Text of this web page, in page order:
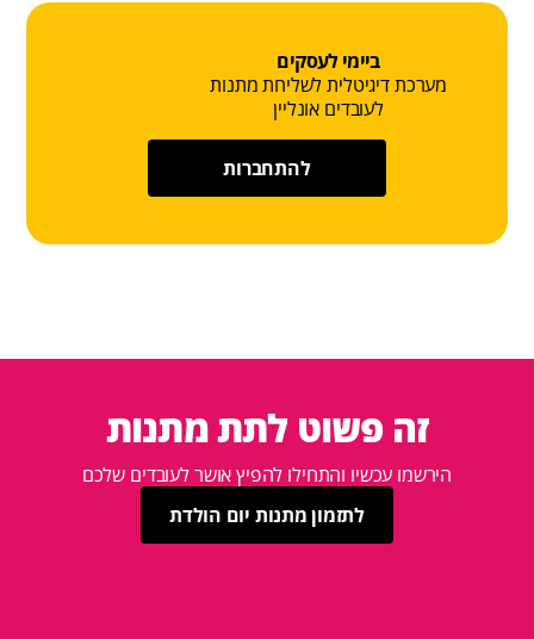
ביימי לעסקים
מערכת דיגיטלית לשליחת מתנות
לעובדים אונליין
להתחברות
זה פשוט לתת מתנות
הירשמו עכשיו והתחילו להפיץ אושר לעובדים שלכם
לתזמון מתנות יום הולדת